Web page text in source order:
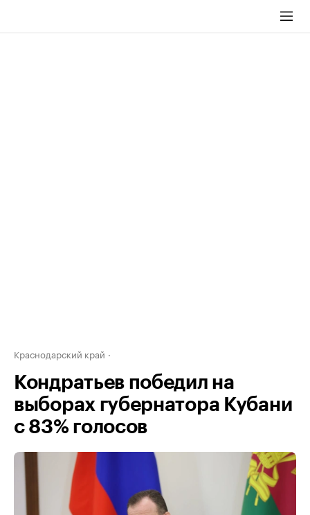
Краснодарский край
Кондратьев победил на
выборах губернатора Кубани
с 83% голосов